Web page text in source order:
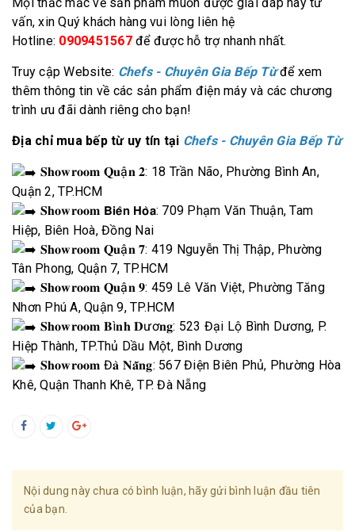
vấn, xin Quý khách hàng vui lòng liên hệ
Hotline: 0909451567để được hỗ trợ nhanh nhất.
Truy cập Website: Chefs - Chuyên Gia Bếp Từ để xem
thêm thông tin về các sản phẩm điện máy và các chương
trình ưu đãi dành riêng cho bạn!
Địa chỉ mua bếp từ uy tín tại Chefs - Chuyên Gia Bếp Từ
𝐒𝐡𝐨𝐰𝐫𝐨𝐨𝐦 𝐐𝐮ậ𝐧 𝟐: 18 Trần Não, Phường Bình An,
Quận 2, TP.HCM
𝐒𝐡𝐨𝐰𝐫𝐨𝐨𝐦 𝗕𝗶𝗲̂𝗻 𝗛𝗼̀𝗮: 709 Phạm Văn Thuận, Tam
Hiệp, Biên Hoà, Đồng Nai
𝐒𝐡𝐨𝐰𝐫𝐨𝐨𝐦 𝐐𝐮ậ𝐧 𝟕: 419 Nguyễn Thị Thập, Phường
Tân Phong, Quận 7, TP.HCM
𝐒𝐡𝐨𝐰𝐫𝐨𝐨𝐦 𝐐𝐮ậ𝐧 𝟗: 459 Lê Văn Việt, Phường Tăng
Nhơn Phú A, Quận 9, TP.HCM
𝐒𝐡𝐨𝐰𝐫𝐨𝐨𝐦 𝐁ì𝐧𝐡 𝐃ươ𝐧𝐠: 523 Đại Lộ Bình Dương, P.
Hiệp Thành, TP.Thủ Dầu Một, Bình Dương
𝐒𝐡𝐨𝐰𝐫𝐨𝐨𝐦 Đ𝐚̀ 𝐍𝐚̆̃𝐧𝐠: 567 Điện Biên Phủ, Phường Hòa
Khê, Quận Thanh Khê, TP. Đà Nẵng
Nội dung này chưa có bình luận, hãy gửi bình luận đầu tiên
của bạn.